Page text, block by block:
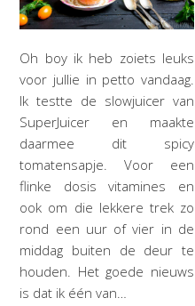
Oh boy ik heb zoiets leuks
voor jullie in petto vandaag.
Ik testte de slowjuicer van
SuperJuicer en maakte
daarmee dit spicy
tomatensapje. Voor een
flinke dosis vitamines en
ook om die lekkere trek zo
rond een uur of vier in de
middag buiten de deur te
houden. Het goede nieuws
is dat ik één van…